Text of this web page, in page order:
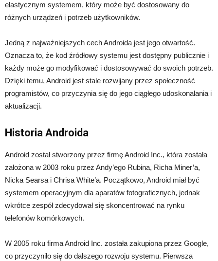
elastycznym systemem, który może być dostosowany do
różnych urządzeń i potrzeb użytkowników.
Jedną z najważniejszych cech Androida jest jego otwartość.
Oznacza to, że kod źródłowy systemu jest dostępny publicznie i
każdy może go modyfikować i dostosowywać do swoich potrzeb.
Dzięki temu, Android jest stale rozwijany przez społeczność
programistów, co przyczynia się do jego ciągłego udoskonalania i
aktualizacji.
Historia Androida
Android został stworzony przez firmę Android Inc., która została
założona w 2003 roku przez Andy’ego Rubina, Richa Miner’a,
Nicka Searsa i Chrisa White’a. Początkowo, Android miał być
systemem operacyjnym dla aparatów fotograficznych, jednak
wkrótce zespół zdecydował się skoncentrować na rynku
telefonów komórkowych.
W 2005 roku firma Android Inc. została zakupiona przez Google,
co przyczyniło się do dalszego rozwoju systemu. Pierwsza